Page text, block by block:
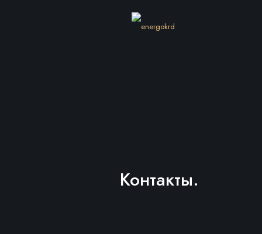
Контакты.